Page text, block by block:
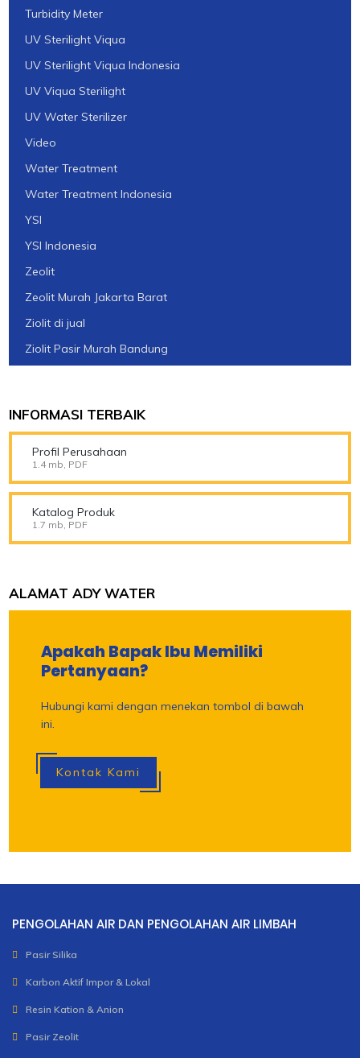
Turbidity Meter
UV Sterilight Viqua
UV Sterilight Viqua Indonesia
UV Viqua Sterilight
UV Water Sterilizer
Video
Water Treatment
Water Treatment Indonesia
YSI
YSI Indonesia
Zeolit
Zeolit Murah Jakarta Barat
Ziolit di jual
Ziolit Pasir Murah Bandung
INFORMASI TERBAIK
Profil Perusahaan
1.4 mb, PDF
Katalog Produk
1.7 mb, PDF
ALAMAT ADY WATER
Apakah Bapak Ibu Memiliki
Pertanyaan?
Hubungi kami dengan menekan tombol di bawah
ini.
Kontak Kami
PENGOLAHAN AIR DAN PENGOLAHAN AIR LIMBAH
Pasir Silika
Karbon Aktif Impor & Lokal
Resin Kation & Anion
Pasir Zeolit